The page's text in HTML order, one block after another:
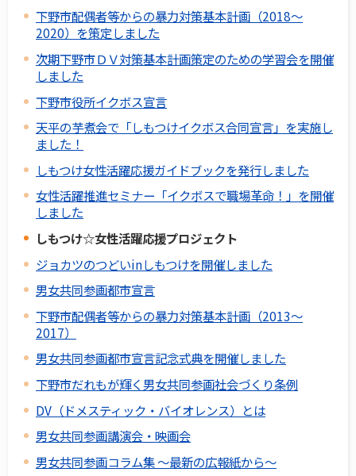
下野市配偶者等からの暴力対策基本計画（2018～
2020）を策定しました
次期下野市ＤＶ対策基本計画策定のための学習会を開催
しました
下野市役所イクボス宣言
天平の芋煮会で「しもつけイクボス合同宣言」を実施し
ました！
しもつけ女性活躍応援ガイドブックを発行しました
女性活躍推進セミナー「イクボスで職場革命！」を開催
しました
しもつけ☆女性活躍応援プロジェクト
ジョカツのつどいinしもつけを開催しました
男女共同参画都市宣言
下野市配偶者等からの暴力対策基本計画（2013～
2017）
男女共同参画都市宣言記念式典を開催しました
下野市だれもが輝く男女共同参画社会づくり条例
DV（ドメスティック・バイオレンス）とは
男女共同参画講演会・映画会
男女共同参画コラム集 ～最新の広報紙から～